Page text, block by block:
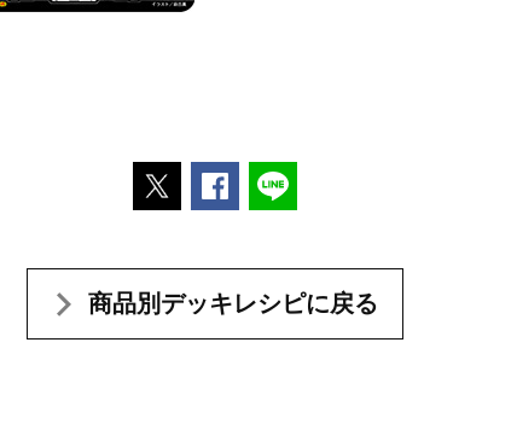
ポストするFacebookでシェアする
商品別デッキレシピに戻る